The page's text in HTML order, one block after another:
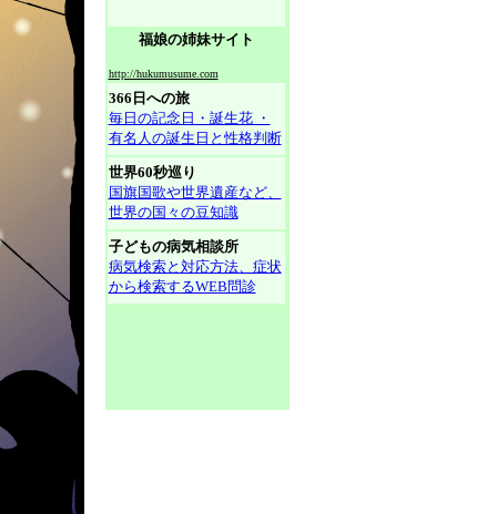
福娘の姉妹サイト
http://hukumusume.com
366日への旅
毎日の記念日・誕生花 ・
有名人の誕生日と性格判断
世界60秒巡り
国旗国歌や世界遺産など、
世界の国々の豆知識
子どもの病気相談所
病気検索と対応方法、症状
から検索するWEB問診